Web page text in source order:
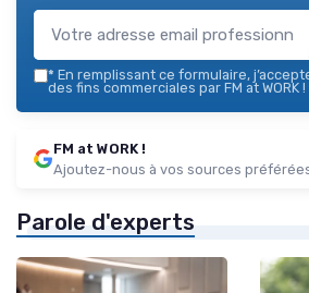
* En remplissant ce formulaire,
des fins commerciales par FM at WORK
FM at WORK !
Ajoutez-nous à vos sources
Parole d'experts